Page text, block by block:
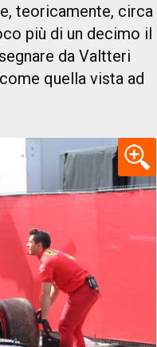
teoricamente, circa
più di un decimo il
da Valtteri
quella vista ad